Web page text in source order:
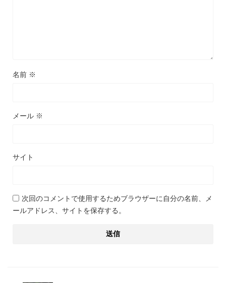
名前 ※
メール ※
サイト
次回のコメントで使用するためブラウザーに自分の名前、メ
ールアドレス、サイトを保存する。